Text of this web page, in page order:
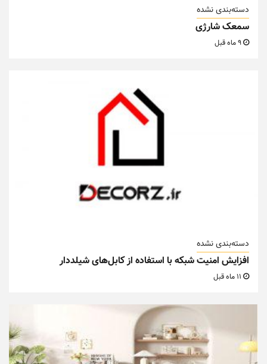
دسته‌بندی نشده
سمعک شارژی
دسته‌بندی نشده
افزایش امنیت شبکه با استفاده از کابل‌های شیلددار